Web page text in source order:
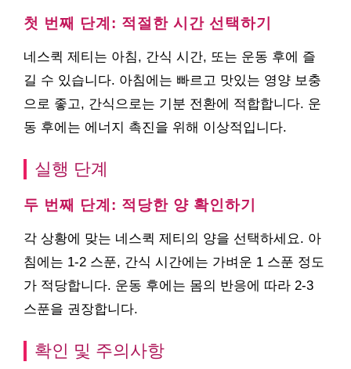
첫 번째 단계: 적절한 시간 선택하기
네스퀵 제티는 아침, 간식 시간, 또는 운동 후에 즐
길 수 있습니다. 아침에는 빠르고 맛있는 영양 보충
으로 좋고, 간식으로는 기분 전환에 적합합니다. 운
동 후에는 에너지 촉진을 위해 이상적입니다.
실행 단계
두 번째 단계: 적당한 양 확인하기
각 상황에 맞는 네스퀵 제티의 양을 선택하세요. 아
침에는 1-2 스푼, 간식 시간에는 가벼운 1 스푼 정도
가 적당합니다. 운동 후에는 몸의 반응에 따라 2-3
스푼을 권장합니다.
확인 및 주의사항